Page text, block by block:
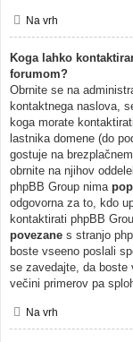
Na vrh
Koga lahko
forumom?
Obrnite se na
kontaktnega naslova,
koga morate
lastnika domene (do
gostuje na
obrnite na njihov
phpBB Group nima
odgovorna za to, kdo
kontaktirati phpBB
povezane s stranjo
boste vseeno poslali
se zavedajte, da boste
večini primerov pa
Na vrh